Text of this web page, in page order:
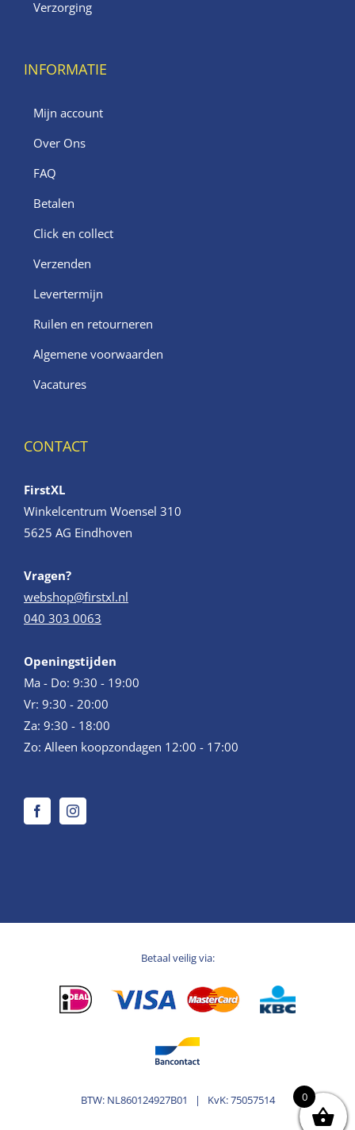
Verzorging
INFORMATIE
Mijn account
Over Ons
FAQ
Betalen
Click en collect
Verzenden
Levertermijn
Ruilen en retourneren
Algemene voorwaarden
Vacatures
CONTACT
FirstXL
Winkelcentrum Woensel 310
5625 AG Eindhoven
Vragen?
webshop@firstxl.nl
040 303 0063
Openingstijden
Ma - Do: 9:30 - 19:00
Vr: 9:30 - 20:00
Za: 9:30 - 18:00
Zo: Alleen koopzondagen 12:00 - 17:00
Betaal veilig via:
BTW: NL860124927B01 | KvK: 75057514 0